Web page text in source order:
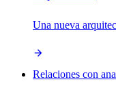
Una nueva
Relaciones con